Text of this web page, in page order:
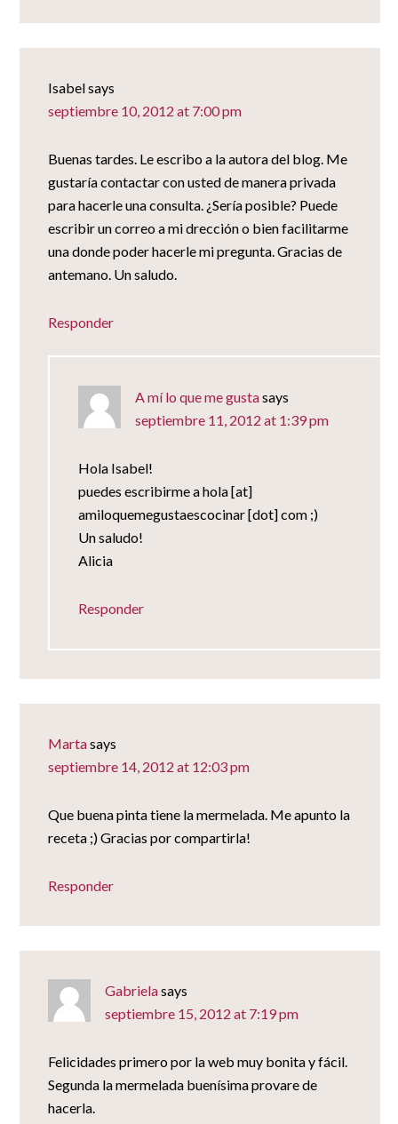
Isabelsays
septiembre 10, 2012 at 7:00 pm
Buenas tardes. Le escribo a la autora del blog. Me
gustaría contactar con usted de manera privada
para hacerle una consulta. ¿Sería posible? Puede
escribir un correo a mi drección o bien facilitarme
una donde poder hacerle mi pregunta. Gracias de
antemano. Un saludo.
Responder
A mí lo que me gustasays
septiembre 11, 2012 at 1:39 pm
Hola Isabel!
puedes escribirme a hola [at]
amiloquemegustaescocinar [dot] com ;)
Un saludo!
Alicia
Responder
Martasays
septiembre 14, 2012 at 12:03 pm
Que buena pinta tiene la mermelada. Me apunto la
receta ;) Gracias por compartirla!
Responder
Gabrielasays
septiembre 15, 2012 at 7:19 pm
Felicidades primero por la web muy bonita y fácil.
Segunda la mermelada buenísima provare de
hacerla.